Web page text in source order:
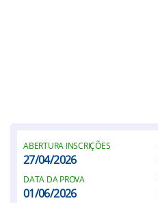
ABERTURA INSCRIÇÕES
27/04/2026
DATA DA PROVA
01/06/2026